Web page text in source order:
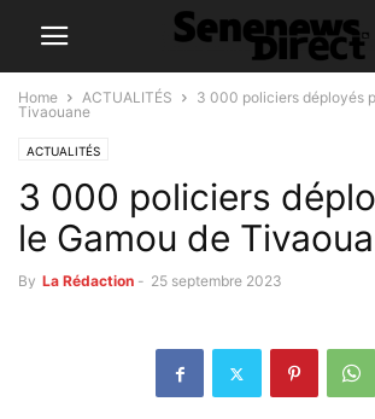
Home ACTUALITÉS
3 000 policiers déployés
Tivaouane
ACTUALITÉS
3 000 policiers
le Gamou de
By La Rédaction - 25 septembre 2023